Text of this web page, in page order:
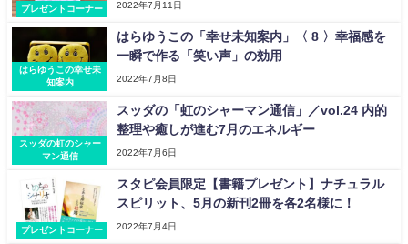
プレゼントコーナー 2022年7月11日
はらゆうこの幸せ未
知案内
はらゆうこの「幸せ未知案内」〈 8 〉幸福感を
一瞬で作る「笑い声」の効用
2022年7月8日
スッダの虹のシャー
マン通信
スッダの「虹のシャーマン通信」／vol.24 内的
整理や癒しが進む7月のエネルギー
2022年7月6日
プレゼントコーナー
スタピ会員限定【書籍プレゼント】ナチュラル
スピリット、5月の新刊2冊を各2名様に！
2022年7月4日